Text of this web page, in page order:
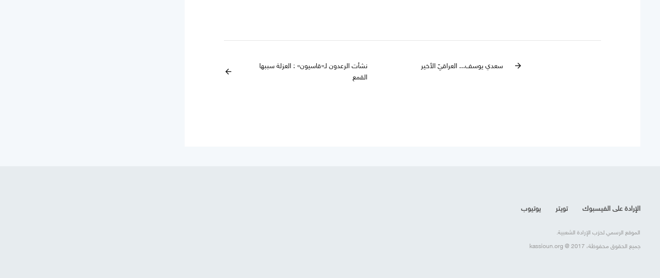
arrow_forward سعدي يوسف... العراقيّ الأخير
نشأت الرعدون لـ«قاسيون» : العزلة سببها
القمع
arrow_back
الإرادة على الفيسبوك تويتر يوتيوب
الموقع الرسمي لحزب الإرادة الشعبية.
جميع الحقوق محفوظة، kassioun.org @ 2017